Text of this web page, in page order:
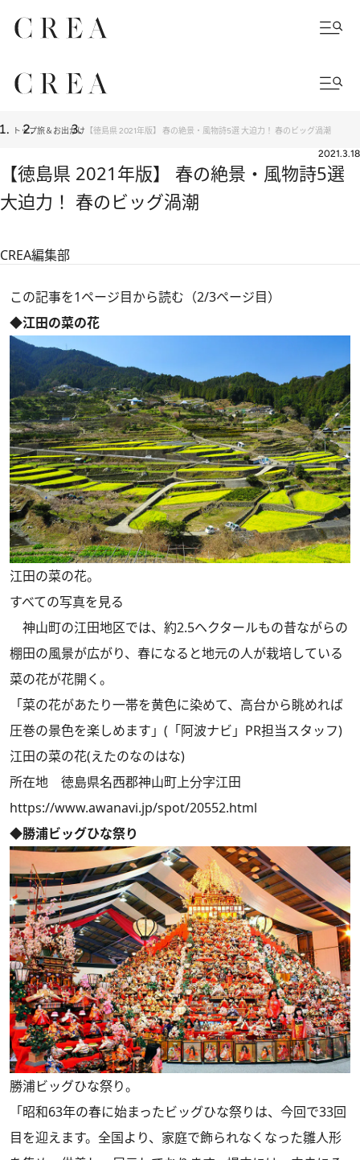
トップ旅＆お出かけ 【徳島県 2021年版】 春の絶景・風物詩5選 大迫力！ 春のビッグ渦潮
2021.3.18
【徳島県 2021年版】 春の絶景・風物詩5選
大迫力！ 春のビッグ渦潮
CREA編集部
この記事を1ページ目から読む（2/3ページ目）
◆江田の菜の花
江田の菜の花。
すべての写真を見る
神山町の江田地区では、約2.5ヘクタールもの昔ながらの
棚田の風景が広がり、春になると地元の人が栽培している
菜の花が花開く。
「菜の花があたり一帯を黄色に染めて、高台から眺めれば
圧巻の景色を楽しめます」(「阿波ナビ」PR担当スタッフ)
江田の菜の花(えたのなのはな)
所在地 徳島県名西郡神山町上分字江田
https://www.awanavi.jp/spot/20552.html
◆勝浦ビッグひな祭り
勝浦ビッグひな祭り。
「昭和63年の春に始まったビッグひな祭りは、今回で33回
目を迎えます。全国より、家庭で飾られなくなった雛人形